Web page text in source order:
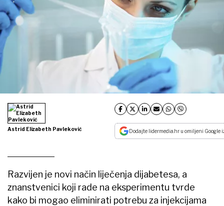
Astrid Elizabeth Pavleković Dodajte lidermedia.hr u omiljeni Google
Razvijen je novi način liječenja dijabetesa, a
znanstvenici koji rade na eksperimentu tvrde
kako bi mogao eliminirati potrebu za injekcijama